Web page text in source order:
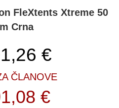
FleXtents Xtreme 50
Crna
€
ČLANOVE
€